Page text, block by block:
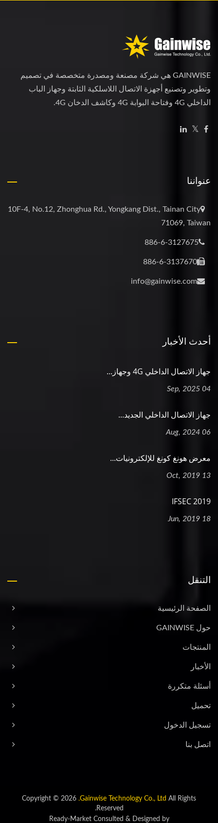
GAINWISE هي شركة مصنعة ومصدرة متخصصة في تصميم
وتطوير وتصنيع أجهزة الاتصال اللاسلكية الثابتة وجهاز الباب
الداخلي 4G وفتاحة البوابة 4G وكاشف الدخان 4G.
عنواننا
10F-4, No.12, Zhonghua Rd., Yongkang Dist., Tainan City
71069, Taiwan
886-6-3127675
886-6-3137670
info@gainwise.com
أحدث الأخبار
جهاز الاتصال الداخلي 4G وجهاز...
04 Sep, 2025
جهاز الاتصال الداخلي الجديد...
06 Aug, 2024
معرض هونغ كونغ للإلكترونيات...
13 Oct, 2019
2019 IFSEC
18 Jun, 2019
التنقل
الصفحة الرئيسية
حول GAINWISE
المنتجات
الأخبار
أسئلة متكررة
تحميل
تسجيل الدخول
اتصل بنا
Copyright © 2026 Gainwise Technology Co., Ltd. All Rights
Reserved.
Consulted & Designed by
Ready-Market